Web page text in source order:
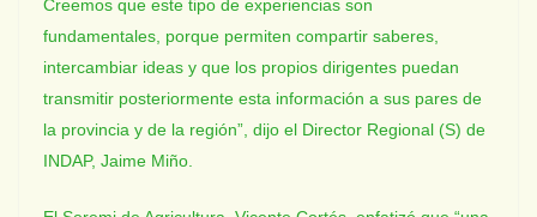
Creemos que este tipo de experiencias son
fundamentales, porque permiten compartir saberes,
intercambiar ideas y que los propios dirigentes puedan
transmitir posteriormente esta información a sus pares de
la provincia y de la región”, dijo el Director Regional (S) de
INDAP, Jaime Miño.